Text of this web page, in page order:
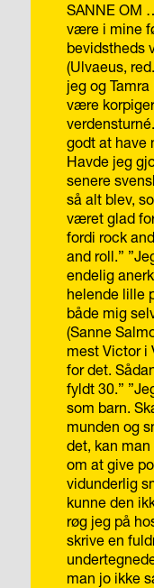
SANNE OM
være i mine
bevidstheds
(Ulvaeus,
jeg og
være
godt at have
Havde jeg
senere
så alt blev,
været glad
fordi rock
and roll.”
endelig
helende lille
både mig
(Sanne
mest Victor i
for det.
fyldt 30.”
som barn.
munden og
det, kan
om at give
vidunderlig
kunne den
røg jeg på
skrive en
man jo ikke